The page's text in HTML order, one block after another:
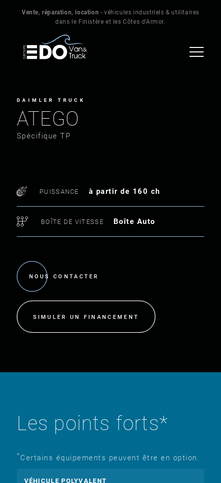
Vente, réparation, location - véhicules industriels & utilitaires
dans le Finistère et les Côtes d’Armor.
DAIMLER TRUCK
ATEGO
Spécifique TP
PUISSANCE à partir de 160 ch
BOÎTE DE VITESSE Boîte Auto
NOUS CONTACTER
SIMULER UN FINANCEMENT
Les points forts*
*Certains équipements peuvent être en option.
VÉHICULE POLYVALENT